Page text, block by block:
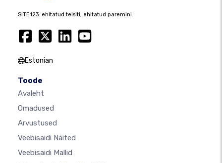
SITE123: ehitatud teisiti, ehitatud paremini.
Estonian
Toode
Avaleht
Omadused
Arvustused
Veebisaidi Näited
Veebisaidi Mallid